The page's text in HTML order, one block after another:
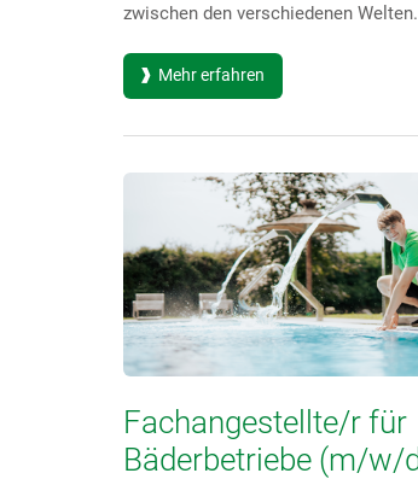
zwischen den verschiedenen Welten.
Mehr erfahren
Fachangestellte/r für
Bäderbetriebe (m/w/